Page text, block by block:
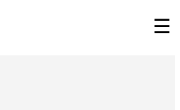
☰